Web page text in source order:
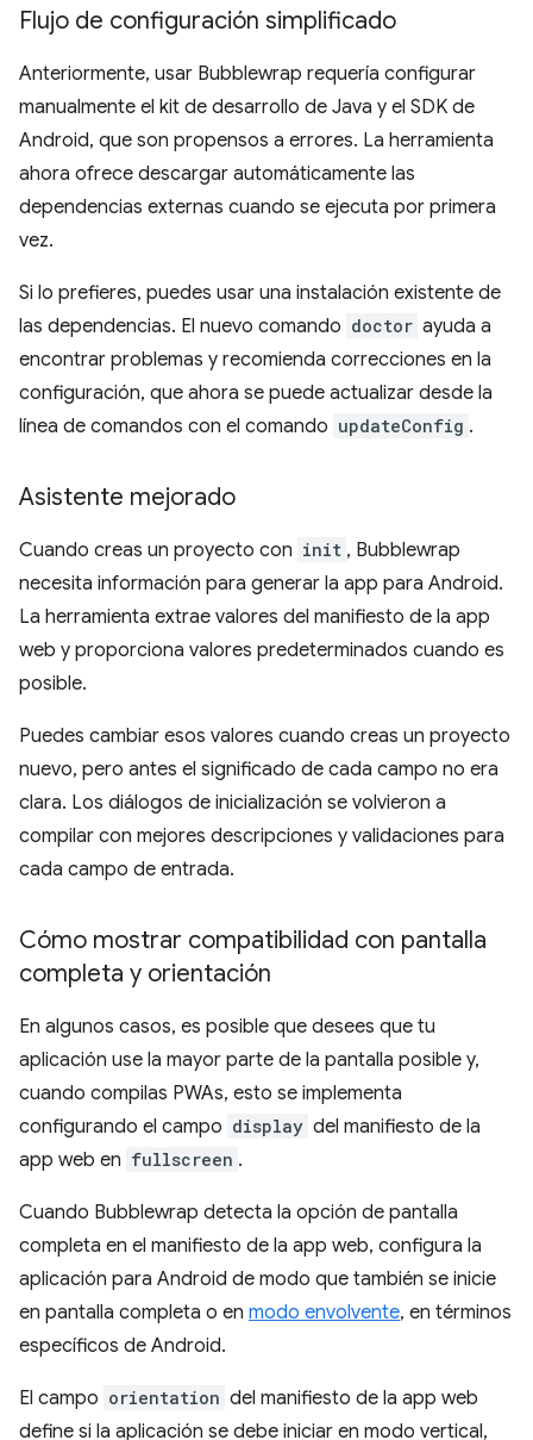
Flujo de configuración simplificado
Anteriormente, usar Bubblewrap requería configurar
manualmente el kit de desarrollo de Java y el SDK de
Android, que son propensos a errores. La herramienta
ahora ofrece descargar automáticamente las
dependencias externas cuando se ejecuta por primera
vez.
Si lo prefieres, puedes usar una instalación existente de
las dependencias. El nuevo comando doctor ayuda a
encontrar problemas y recomienda correcciones en la
configuración, que ahora se puede actualizar desde la
línea de comandos con el comando updateConfig .
Asistente mejorado
Cuando creas un proyecto con init , Bubblewrap
necesita información para generar la app para Android.
La herramienta extrae valores del manifiesto de la app
web y proporciona valores predeterminados cuando es
posible.
Puedes cambiar esos valores cuando creas un proyecto
nuevo, pero antes el significado de cada campo no era
clara. Los diálogos de inicialización se volvieron a
compilar con mejores descripciones y validaciones para
cada campo de entrada.
Cómo mostrar compatibilidad con pantalla
completa y orientación
En algunos casos, es posible que desees que tu
aplicación use la mayor parte de la pantalla posible y,
cuando compilas PWAs, esto se implementa
configurando el campo display del manifiesto de la
app web en fullscreen .
Cuando Bubblewrap detecta la opción de pantalla
completa en el manifiesto de la app web, configura la
aplicación para Android de modo que también se inicie
en pantalla completa o en modo envolvente, en términos
específicos de Android.
El campo orientation del manifiesto de la app web
define si la aplicación se debe iniciar en modo vertical,